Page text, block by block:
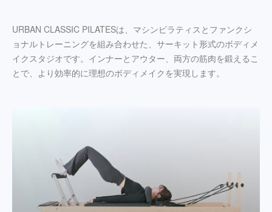
URBAN CLASSIC PILATESは、マシンピラティスとファンクシ
ョナルトレーニングを組み合わせた、サーキット形式のボディメ
イクスタジオです。インナーとアウター、両方の筋肉を鍛えるこ
とで、より効率的に理想のボディメイクを実現します。